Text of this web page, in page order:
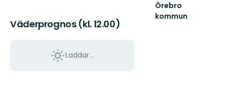
Väderprognos (kl. 12.00)
Laddar...
Örebro
kommun